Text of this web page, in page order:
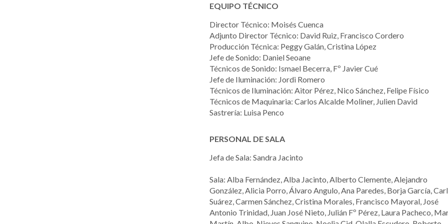
EQUIPO TÉCNICO
Director Técnico: Moisés Cuenca
Adjunto Director Técnico: David Ruiz, Francisco Cordero
Producción Técnica: Peggy Galán, Cristina López
Jefe de Sonido: Daniel Seoane
Técnicos de Sonido: Ismael Becerra, Fº Javier Cué
Jefe de Iluminación: Jordi Romero
Técnicos de Iluminación: Aitor Pérez, Nico Sánchez, Felipe Físico
Técnicos de Maquinaria: Carlos Alcalde Moliner, Julien David
Sastrería: Luisa Penco
PERSONAL DE SALA
Jefa de Sala: Sandra Jacinto
Sala: Alba Fernández, Alba Jacinto, Alberto Clemente, Alejandro
González, Alicia Porro, Álvaro Angulo, Ana Paredes, Borja García,
Suárez, Carmen Sánchez, Cristina Morales, Francisco Mayoral, José
Antonio Trinidad, Juan José Nieto, Julián Fº Pérez, Laura Pacheco,